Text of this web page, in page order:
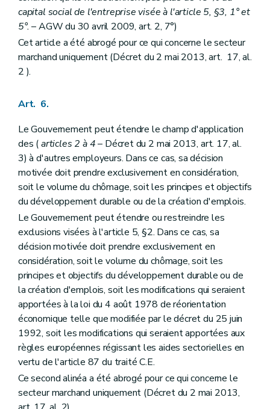
capital social de l'entreprise visée à l'article 5, §3, 1° et
5°.– AGW du 30 avril 2009, art. 2, 7°)
Cet article a été abrogé pour ce qui concerne le secteur
marchand uniquement (Décret du 2 mai 2013, art. 17, al.
2 ).
Art. 6.
Le Gouvernement peut étendre le champ d'application
des (articles 2 à 4– Décret du 2 mai 2013, art. 17, al.
3) à d'autres employeurs. Dans ce cas, sa décision
motivée doit prendre exclusivement en considération,
soit le volume du chômage, soit les principes et objectifs
du développement durable ou de la création d'emplois.
Le Gouvernement peut étendre ou restreindre les
exclusions visées à l'article 5, §2. Dans ce cas, sa
décision motivée doit prendre exclusivement en
considération, soit le volume du chômage, soit les
principes et objectifs du développement durable ou de
la création d'emplois, soit les modifications qui seraient
apportées à la loi du 4 août 1978 de réorientation
économique telle que modifiée par le décret du 25 juin
1992, soit les modifications qui seraient apportées aux
règles européennes régissant les aides sectorielles en
vertu de l'article 87 du traité C.E.
Ce second alinéa a été abrogé pour ce qui concerne le
secteur marchand uniquement (Décret du 2 mai 2013,